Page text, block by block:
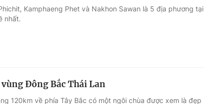
Kamphaeng Phet và Nakhon Sawan là 5 địa phương tại
nhất.
Đông Bắc Thái Lan
120km về phía Tây Bắc có một ngôi chùa được xem là đẹp